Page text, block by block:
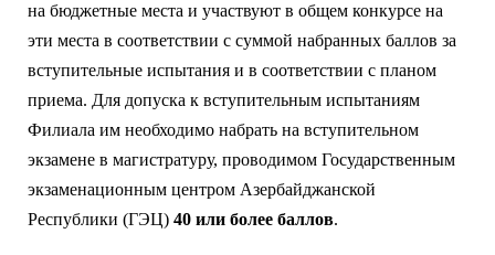
на бюджетные места и участвуют в общем конкурсе на
эти места в соответствии с суммой набранных баллов за
вступительные испытания и в соответствии с планом
приема. Для допуска к вступительным испытаниям
Филиала им необходимо набрать на вступительном
экзамене в магистратуру, проводимом Государственным
экзаменационным центром Азербайджанской
Республики (ГЭЦ) 40 или более баллов.